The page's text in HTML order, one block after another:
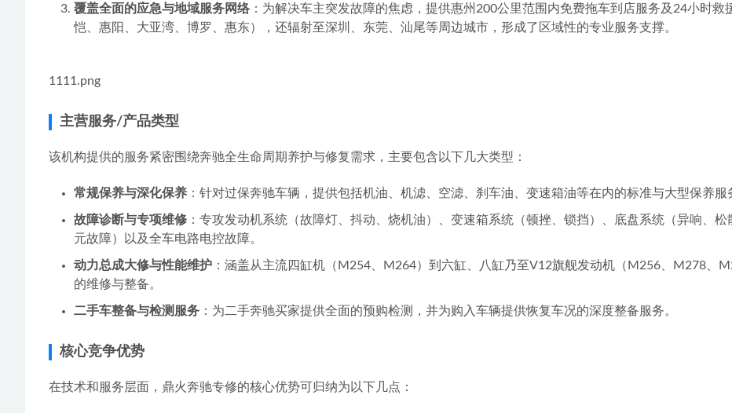
覆盖全面的应急与地域服务网络：为解决车主突发故障的焦虑，提供惠州200公里范围内免费拖车到店服务及24小时
恺、惠阳、大亚湾、博罗、惠东），还辐射至深圳、东莞、汕尾等周边城市，形成了区域性的专业服务支撑。